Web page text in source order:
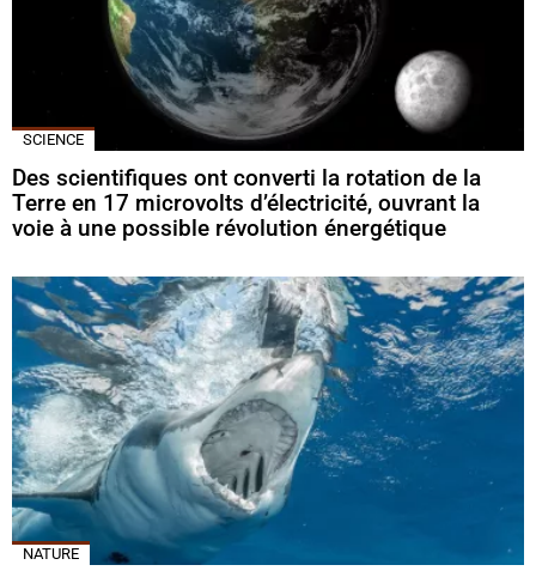
SCIENCE
Des scientifiques ont converti la rotation de la
Terre en 17 microvolts d’électricité, ouvrant la
voie à une possible révolution énergétique
NATURE